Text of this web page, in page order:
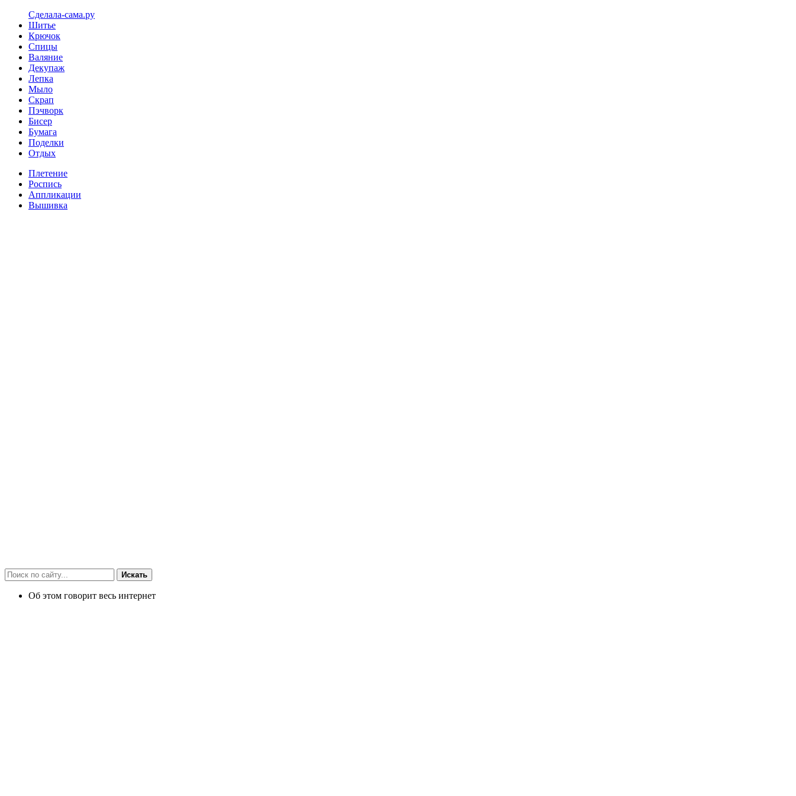
Сделала-сама.ру
Шитье
Крючок
Спицы
Валяние
Декупаж
Лепка
Мыло
Скрап
Пэчворк
Бисер
Бумага
Поделки
Отдых
Плетение
Роспись
Аппликации
Вышивка
Искать
Об этом говорит весь интернет